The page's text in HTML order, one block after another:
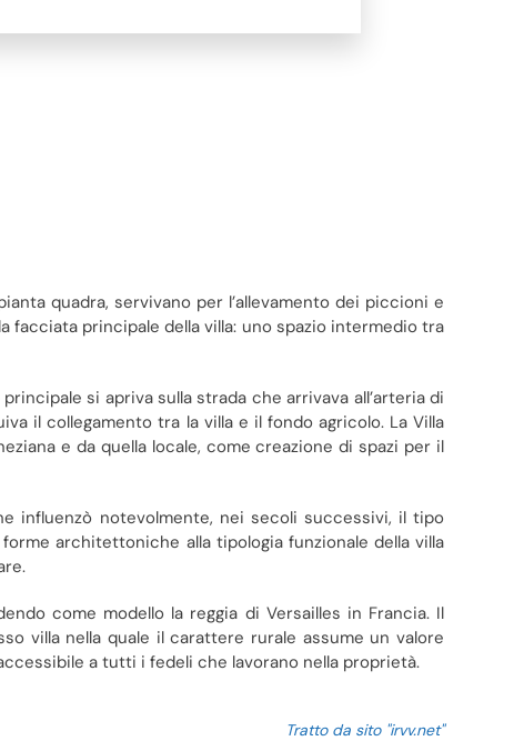
quadra, servivano per l’allevamento dei piccioni e
facciata principale della villa: uno spazio intermedio tra
si apriva sulla strada che arrivava all’arteria di
il collegamento tra la villa e il fondo agricolo. La Villa
e da quella locale, come creazione di spazi per il
influenzò notevolmente, nei secoli successivi, il tipo
architettoniche alla tipologia funzionale della villa
come modello la reggia di Versailles in Francia. Il
villa nella quale il carattere rurale assume un valore
a tutti i fedeli che lavorano nella proprietà.
Tratto da sito "irvv.net"